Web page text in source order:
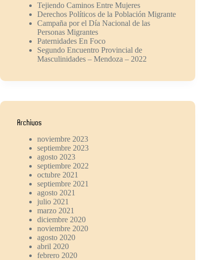
Tejiendo Caminos Entre Mujeres
Derechos Políticos de la Población Migrante
Campaña por el Día Nacional de las
Personas Migrantes
Paternidades En Foco
Segundo Encuentro Provincial de
Masculinidades – Mendoza – 2022
Archivos
noviembre 2023
septiembre 2023
agosto 2023
septiembre 2022
octubre 2021
septiembre 2021
agosto 2021
julio 2021
marzo 2021
diciembre 2020
noviembre 2020
agosto 2020
abril 2020
febrero 2020